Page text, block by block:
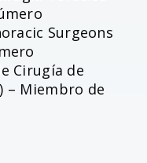
Surgeons
Cirugía de
– Miembro de